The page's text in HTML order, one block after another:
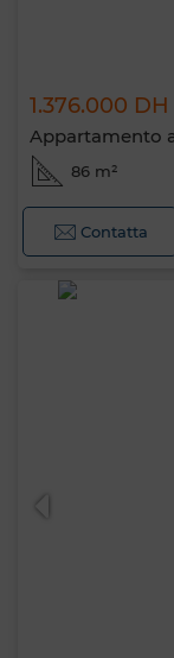
1.376.000 DH
Appartamento
86 m²
Contatta